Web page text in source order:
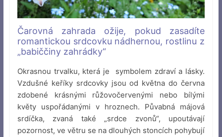
Čarovná zahrada ožije, pokud zasadíte
romantickou srdcovku nádhernou, rostlinu z
„babiččiny zahrádky“
Okrasnou trvalku, která je symbolem zdraví a lásky.
Vzdušné keříky srdcovky jsou od května do června
zdobené krásnými růžovočervenými nebo bílými
květy uspořádanými v hroznech. Půvabná májová
srdíčka, zvaná také „srdce zvonů“, upoutávají
pozornost, ve větru se na dlouhých stoncích pohybují